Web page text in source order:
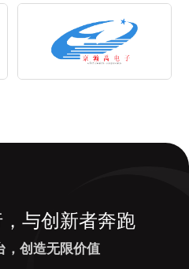
与创新者奔跑
，创造无限价值